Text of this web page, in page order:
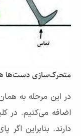
متحرک‌سازی دست‌ها
در این مرحله به
اضافه می‌کنیم. در
دارند. بنابراین